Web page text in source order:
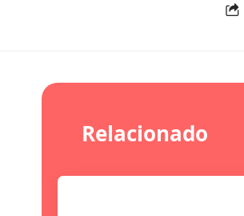
Relacionado